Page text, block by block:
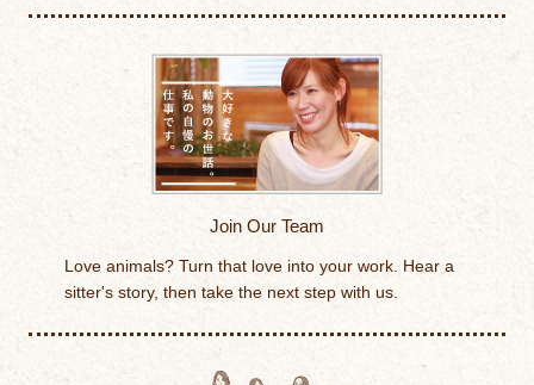
Join Our Team
Love animals? Turn that love into your work. Hear a
sitter's story, then take the next step with us.